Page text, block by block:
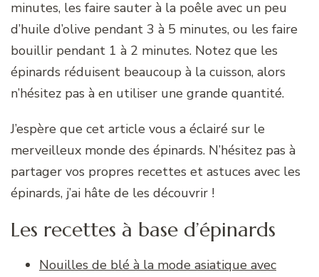
minutes, les faire sauter à la poêle avec un peu
d’huile d’olive pendant 3 à 5 minutes, ou les faire
bouillir pendant 1 à 2 minutes. Notez que les
épinards réduisent beaucoup à la cuisson, alors
n’hésitez pas à en utiliser une grande quantité.
J’espère que cet article vous a éclairé sur le
merveilleux monde des épinards. N’hésitez pas à
partager vos propres recettes et astuces avec les
épinards, j’ai hâte de les découvrir !
Les recettes à base d’épinards
Nouilles de blé à la mode asiatique avec